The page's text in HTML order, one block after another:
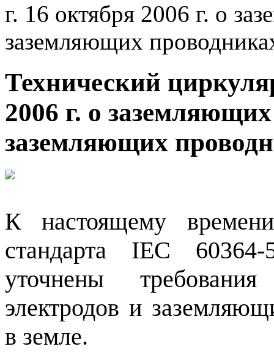
г. 16 октября 2006 г. о
заземляющих
Технический
2006 г. о
заземляющих
К настоящему
стандарта IEC
уточнены
электродов и
в земле.